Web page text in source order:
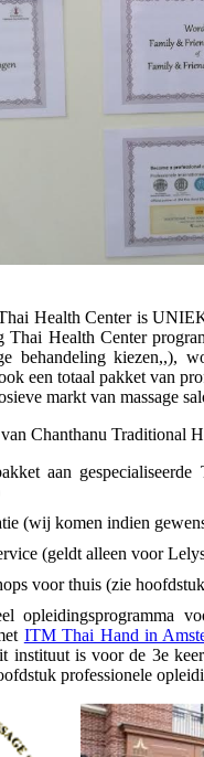
Health Center is
Health Center
behandeling kiezen,,),
een totaal pakket van
markt van massage
Chanthanu Traditional
aan
(wij komen indien
(geldt alleen voor
voor thuis (zie
opleidingsprogramma
ITM Thai Hand in
instituut is voor de 3e
professionele